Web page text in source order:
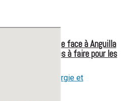
mais des réglages à faire pour les
la première place face à Anguilla